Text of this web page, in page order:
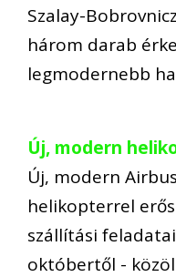
Szalay-
három darab
legmodernebb
Új, modern
Új, modern
helikopterrel
szállítási
októbertől -